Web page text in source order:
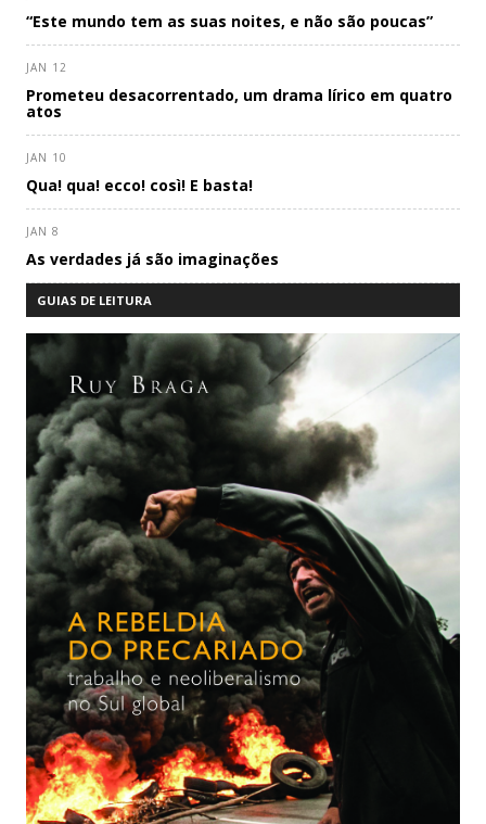
“Este mundo tem as suas noites, e não são poucas”
JAN 12
Prometeu desacorrentado, um drama lírico em quatro
atos
JAN 10
Qua! qua! ecco! così! E basta!
JAN 8
As verdades já são imaginações
GUIAS DE LEITURA